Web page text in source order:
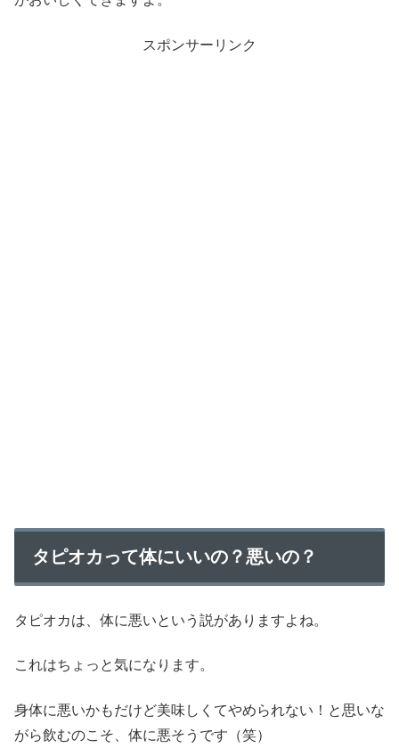
スポンサーリンク
タピオカって体にいいの？悪いの？
タピオカは、体に悪いという説がありますよね。
これはちょっと気になります。
身体に悪いかもだけど美味しくてやめられない！と思いな
がら飲むのこそ、体に悪そうです（笑）